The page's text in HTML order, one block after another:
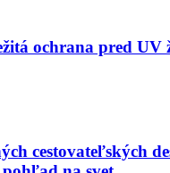
ochrana pred UV
cestovateľských